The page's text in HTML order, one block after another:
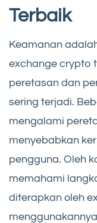
Terbaik
Keamanan
exchange crypto
peretasan dan
sering terjadi.
mengalami
menyebabkan
pengguna. Oleh
memahami
diterapkan oleh